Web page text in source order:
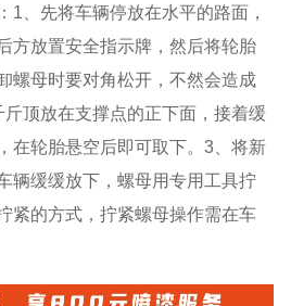
1、先将车辆停放在水平的路面，
方放置安全指示牌，然后将轮胎
螺母时要对角松开，不然会造成
顶放在支撑点的正下面，接着缓
在轮胎悬空后即可取下。3、将新
辆缓缓放下，螺母用专用工具拧
紧的方式，拧紧螺母操作需在车